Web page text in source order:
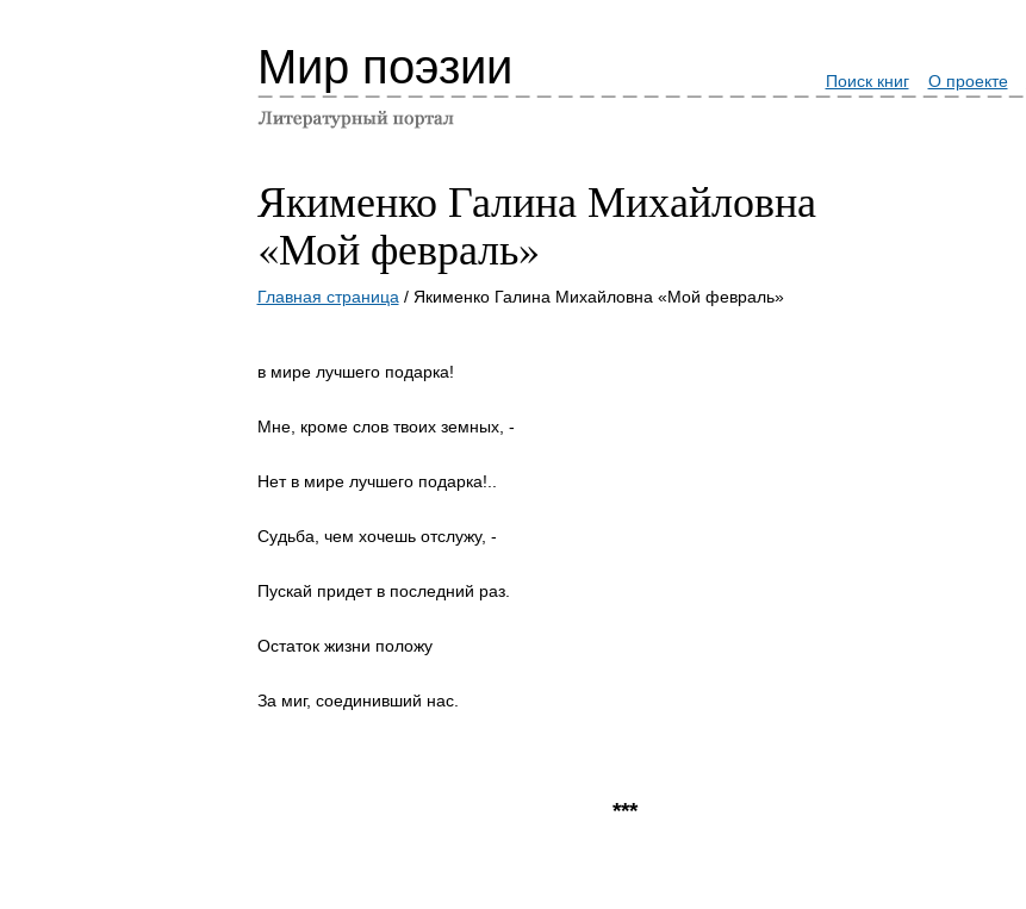
Мир поэзии Поиск книг О проекте
Якименко Галина Михайловна
«Мой февраль»
Главная страница / Якименко Галина Михайловна «Мой февраль»
в мире лучшего подарка!
Мне, кроме слов твоих земных, -
Нет в мире лучшего подарка!..
Судьба, чем хочешь отслужу, -
Пускай придет в последний раз.
Остаток жизни положу
За миг, соединивший нас.
***